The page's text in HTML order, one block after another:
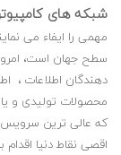
شبکه های
مهمی را ایفاء می
سطح جهان است،
دهندگان اطلاعات ،
محصولات تولیدی و
که عالی ترین سرویس
اقصی نقاط دنیا